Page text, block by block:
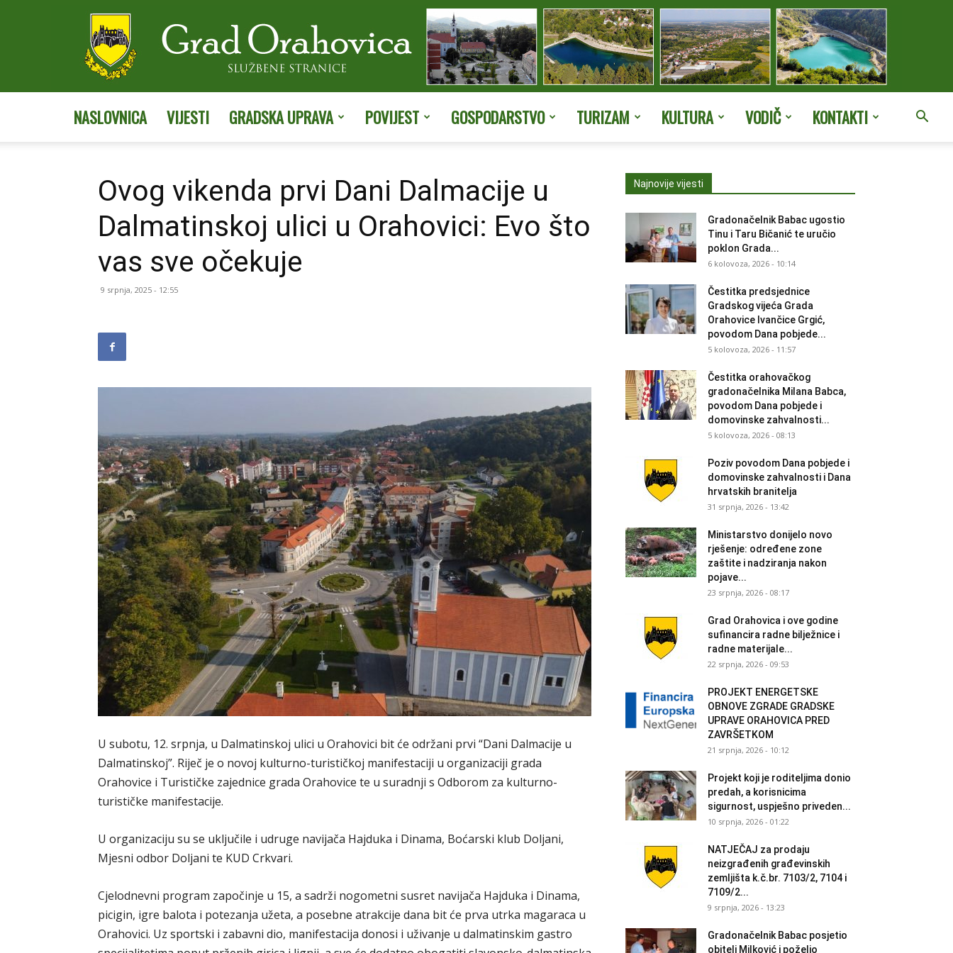
stranice
Orahovice
NASLOVNICA VIJESTI GRADSKA UPRAVA POVIJEST GOSPODARSTVO TURIZAM KULTURA VODIČ KONTAKTI
Ovog vikenda prvi Dani Dalmacije u
Dalmatinskoj ulici u Orahovici: Evo što
vas sve očekuje
9 srpnja, 2025 - 12:55
U subotu, 12. srpnja, u Dalmatinskoj ulici u Orahovici bit će održani prvi “Dani Dalmacije u
Dalmatinskoj”. Riječ je o novoj kulturno-turističkoj manifestaciji u organizaciji grada
Orahovice i Turističke zajednice grada Orahovice te u suradnji s Odborom za kulturno-
turističke manifestacije.
U organizaciju su se uključile i udruge navijača Hajduka i Dinama, Boćarski klub Doljani,
Mjesni odbor Doljani te KUD Crkvari.
Cjelodnevni program započinje u 15, a sadrži nogometni susret navijača Hajduka i Dinama,
picigin, igre balota i potezanja užeta, a posebne atrakcije dana bit će prva utrka magaraca u
Orahovici. Uz sportski i zabavni dio, manifestacija donosi i uživanje u dalmatinskim gastro
Najnovije vijesti
Gradonačelnik Babac ugostio
Tinu i Taru Bičanić te uručio
poklon Grada...
6 kolovoza, 2026 - 10:14
Čestitka predsjednice
Gradskog vijeća Grada
Orahovice Ivančice Grgić,
povodom Dana pobjede...
5 kolovoza, 2026 - 11:57
Čestitka orahovačkog
gradonačelnika Milana Babca,
povodom Dana pobjede i
domovinske zahvalnosti...
5 kolovoza, 2026 - 08:13
Poziv povodom Dana pobjede i
domovinske zahvalnosti i Dana
hrvatskih branitelja
31 srpnja, 2026 - 13:42
Ministarstvo donijelo novo
rješenje: određene zone
zaštite i nadziranja nakon
pojave...
23 srpnja, 2026 - 08:17
Grad Orahovica i ove godine
sufinancira radne bilježnice i
radne materijale...
22 srpnja, 2026 - 09:53
PROJEKT ENERGETSKE
OBNOVE ZGRADE GRADSKE
UPRAVE ORAHOVICA PRED
ZAVRŠETKOM
21 srpnja, 2026 - 10:12
Projekt koji je roditeljima donio
predah, a korisnicima
sigurnost, uspješno priveden...
10 srpnja, 2026 - 01:22
NATJEČAJ za prodaju
neizgrađenih građevinskih
zemljišta k.č.br. 7103/2, 7104 i
7109/2...
9 srpnja, 2026 - 13:23
Gradonačelnik Babac posjetio
obitelj Milković i poželio